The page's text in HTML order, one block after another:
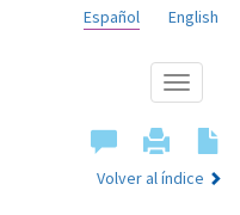
English
Español
Mostrar
menú
Volver al índice